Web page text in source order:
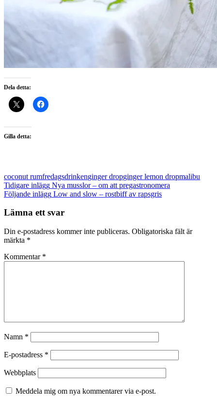
Dela detta:
Gilla detta:
coconut rumfredagsdrinkenginger dropginger lemon dropmalibu
Inläggsnavigering
Tidigare inlägg Nya musslor – om att pregastronomera
Följande inlägg Low and slow – rostbiff av rapsgris
Lämna ett svar
Din e-postadress kommer inte publiceras. Obligatoriska fält är
märkta *
Kommentar *
Namn *
E-postadress *
Webbplats
Meddela mig om nya kommentarer via e-post.